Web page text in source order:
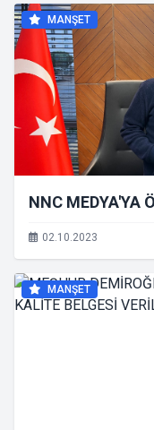
MANŞET
NNC MEDYA'YA
02.10.2023
MANŞET